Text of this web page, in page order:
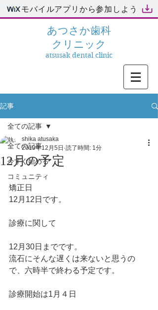
モバイルアプリから参加しよう
あつさか歯科
クリニック
atsusak dental clinic
記事
全ての記事
今すぐ始める
コミュニティ
全ての記事
12月の予定
shika atusaka
2019年12月5日 読了時間: 1分
矯正日
12月12日です。
診療に関して
12月30日までです。
流石にそんな遅くは来ないと思うの
で、六時半で終わる予定です。
診療開始は1月４日